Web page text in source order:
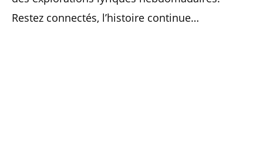
Restez connectés, l’histoire continue…